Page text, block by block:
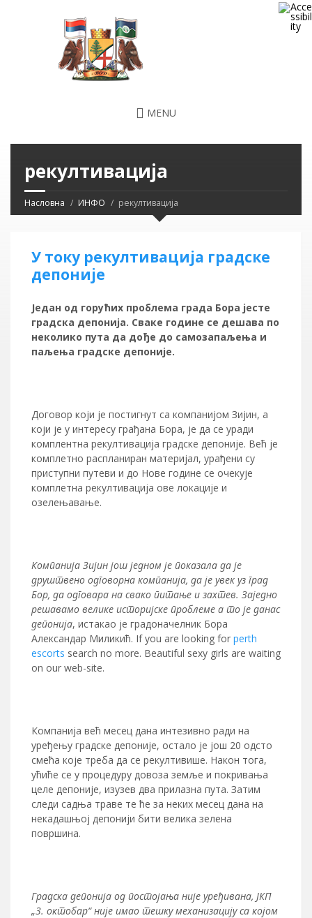
MENU
рекултивација
Насловна ИНФО рекултивација
У току рекултивација градске
депоније
Један од горућих проблема града Бора јесте
градска депонија. Сваке године се дешава по
неколико пута да дође до самозапаљења и
паљења градске депоније.
Договор који је постигнут са компанијом Зијин, а
који је у интересу грађана Бора, је да се уради
комплентна рекултивација градске депоније. Већ је
комплетно распланиран материјал, урађени су
приступни путеви и до Нове године се очекује
комплетна рекултивација ове локације и
озелењавање.
Компанија Зијин још једном је показала да је
друштвено одговорна компанија, да је увек уз град
Бор, да одговара на свако питање и захтев. Заједно
решавамо велике историјске проблеме а то је данас
депонија, истакао је градоначелник Бора
Александар Миликић. If you are looking for perth
escorts search no more. Beautiful sexy girls are waiting
on our web-site.
Компанија већ месец дана интезивно ради на
уређењу градске депоније, остало је још 20 одсто
смећа које треба да се рекултивише. Након тога,
ућиће се у процедуру довоза земље и покривања
целе депоније, изузев два прилазна пута. Затим
следи садња траве те ће за неких месец дана на
некадашњој депонији бити велика зелена
површина.
Градска депонија од постојања није уређивана, ЈКП
„3. октобар“ није имао тешку механизацију са којом